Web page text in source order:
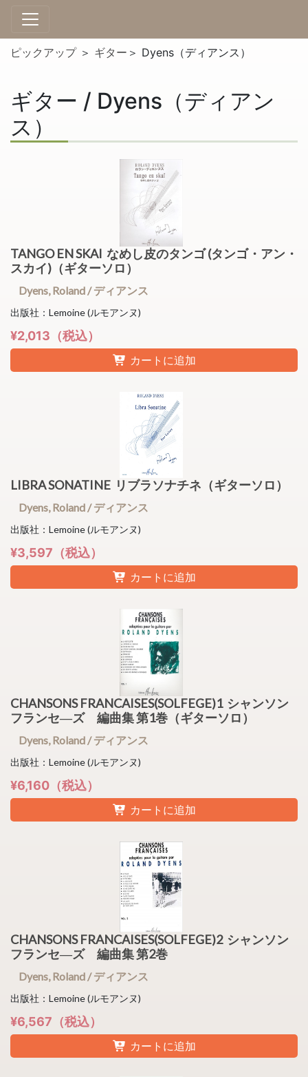
ピックアップ ＞ ギター ＞ Dyens（ディアンス）
ギター / Dyens（ディアン
ス）
TANGO EN SKAI なめし皮のタンゴ (タンゴ・アン・
スカイ)（ギターソロ）
Dyens, Roland / ディアンス
出版社：Lemoine (ルモアンヌ)
¥2,013（税込）
カートに追加
LIBRA SONATINE リブラソナチネ（ギターソロ）
Dyens, Roland / ディアンス
出版社：Lemoine (ルモアンヌ)
¥3,597（税込）
カートに追加
CHANSONS FRANCAISES(SOLFEGE)1 シャンソン
フランセ―ズ 編曲集 第1巻（ギターソロ）
Dyens, Roland / ディアンス
出版社：Lemoine (ルモアンヌ)
¥6,160（税込）
カートに追加
CHANSONS FRANCAISES(SOLFEGE)2 シャンソン
フランセ―ズ 編曲集 第2巻
Dyens, Roland / ディアンス
出版社：Lemoine (ルモアンヌ)
¥6,567（税込）
カートに追加